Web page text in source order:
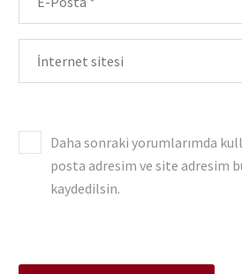
Daha sonraki yorumlarımda
posta adresim ve site adresim
kaydedilsin.